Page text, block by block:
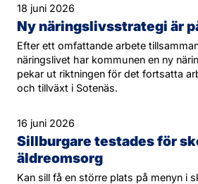
18 juni 2026
Ny näringslivsstrategi är
Efter ett omfattande arbete
näringslivet har kommunen en ny
pekar ut riktningen för det fortsatta
och tillväxt i Sotenäs.
16 juni 2026
Sillburgare testades för
äldreomsorg
Kan sill få en större plats på menyn i